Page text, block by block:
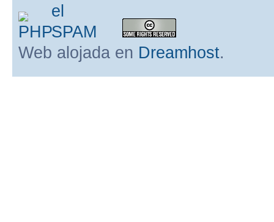
Web alojada en Dreamhost.